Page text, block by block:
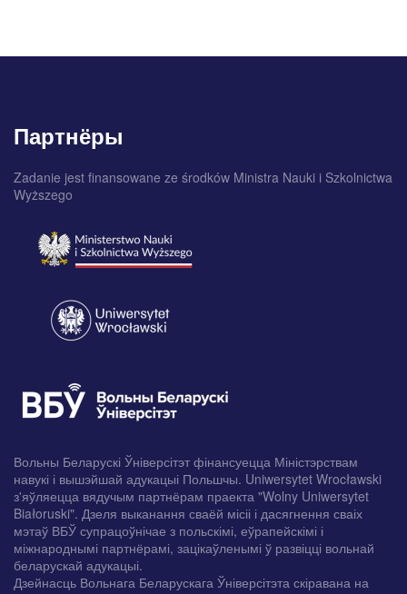
Партнёры
Zadanie jest finansowane ze środków Ministra Nauki i Szkolnictwa
Wyższego
Вольны Беларускі Ўніверсітэт фінансуецца Міністэрствам
навукі і вышэйшай адукацыі Польшчы. Uniwersytet Wrocławski
з'яўляецца вядучым партнёрам праекта "Wolny Uniwersytet
Białoruski". Дзеля выканання сваёй місіі і дасягнення сваіх
мэтаў ВБЎ супрацоўнічае з польскімі, еўрапейскімі і
міжнароднымі партнёрамі, зацікаўленымі ў развіцці вольнай
беларускай адукацыі.
Дзейнасць Вольнага Беларускага Ўніверсітэта скіравана на